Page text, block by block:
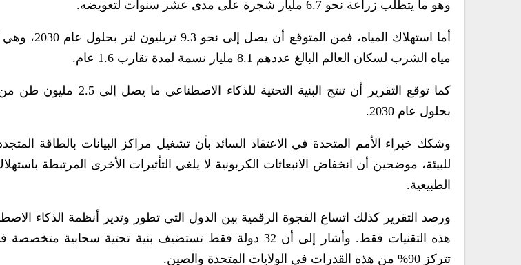
وهو ما يتطلب زراعة نحو 6.7 مليار شجرة على مدى عشر سنوات لتعويضه.
أما استهلاك المياه،
مياه الشرب لسكان العالم البالغ عددهم 8.1 مليار نسمة لمدة تقارب 1.6 عام.
كما توقع التقرير أن تنتج البنية
بحلول عام 2030.
وشكك خبراء الأمم المتحدة في الاعتقاد السائد بأن تشغيل مراكز البيانات بالطاقة
للبيئة، موضحين أن انخفاض الانبعاثات الكربونية لا يلغي التأثيرات الأخرى المرتبطة
الطبيعية.
ورصد التقرير كذلك اتساع الفجوة الرقمية بين الدول التي تطور وتدير أنظمة الذكاء
هذه التقنيات فقط. وأشار إلى أن 32 دولة فقط تستضيف بنية تحتية
تتركز 90% من هذه القدرات في الولايات المتحدة والصين.